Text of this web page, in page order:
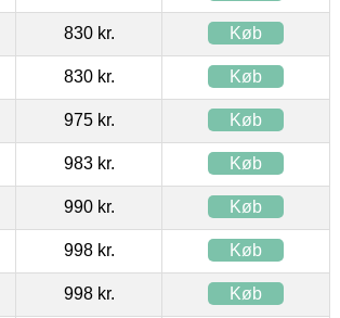
830 kr. Køb
830 kr. Køb
975 kr. Køb
983 kr. Køb
990 kr. Køb
998 kr. Køb
998 kr. Køb